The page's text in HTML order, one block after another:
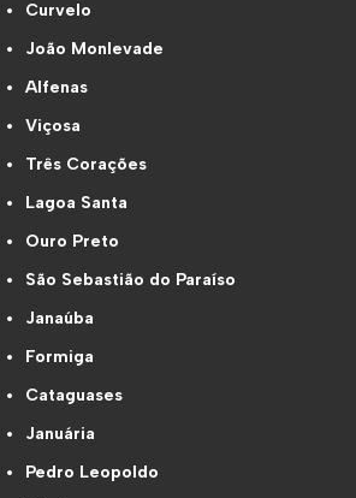
Curvelo
João Monlevade
Alfenas
Viçosa
Três Corações
Lagoa Santa
Ouro Preto
São Sebastião do Paraíso
Janaúba
Formiga
Cataguases
Januária
Pedro Leopoldo